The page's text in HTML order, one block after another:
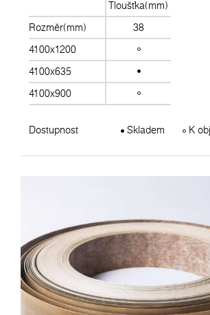
Tloušťka(mm)
Rozměr(mm)
38
4100x1200
4100x635
4100x900
Dostupnost Skladem K